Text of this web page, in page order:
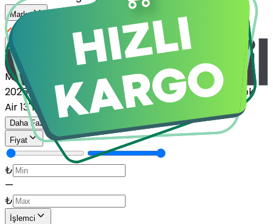
Marka
Apple
Model
MacBook Air 11" (11-inch, Mid-2013)MacBook Air 13 inc
2025MacBook Air 13.6 inch (13.6-inch, 2022)MacBook
Air 13"MacBook Air 13" (13-inch, 2017)
Daha Fazla Göster
Fiyat
₺
—
₺
İşlemci